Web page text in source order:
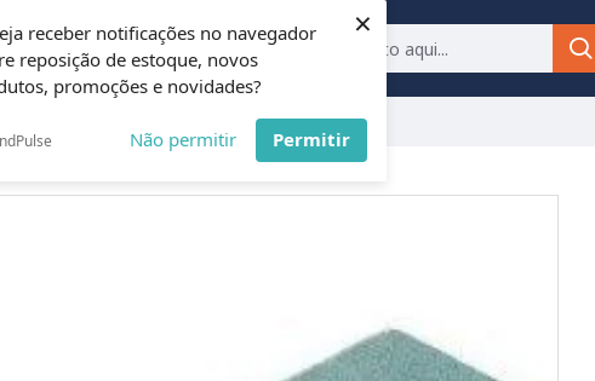
receber notificações no navegador
reposição de estoque, novos
promoções e novidades?
Não permitir Permitir
×
Todas
(TC7109)